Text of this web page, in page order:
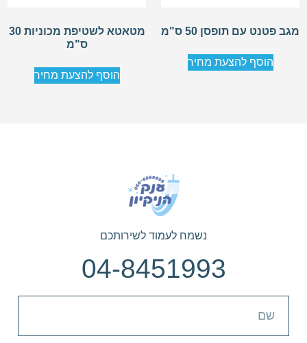
מגב פטנט עם תופסן 50 ס"מ
הוסף להצעת מחיר
מטאטא לשטיפת מכוניות 30
ס"מ
הוסף להצעת מחיר
נשמח לעמוד לשירותכם
04-8451993